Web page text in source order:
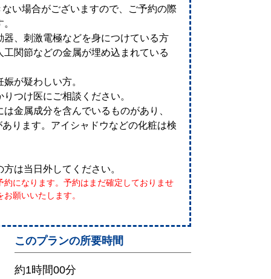
い場合がございますので、ご予約の際
。
、刺激電極などを身につけている方
関節などの金属が埋め込まれている
が疑わしい方。
つけ医にご相談ください。
金属成分を含んでいるものがあり、
ります。アイシャドウなどの化粧は検
は当日外してください。
になります。予約はまだ確定しておりませ
願いいたします。
このプランの所要時間
約1時間00分